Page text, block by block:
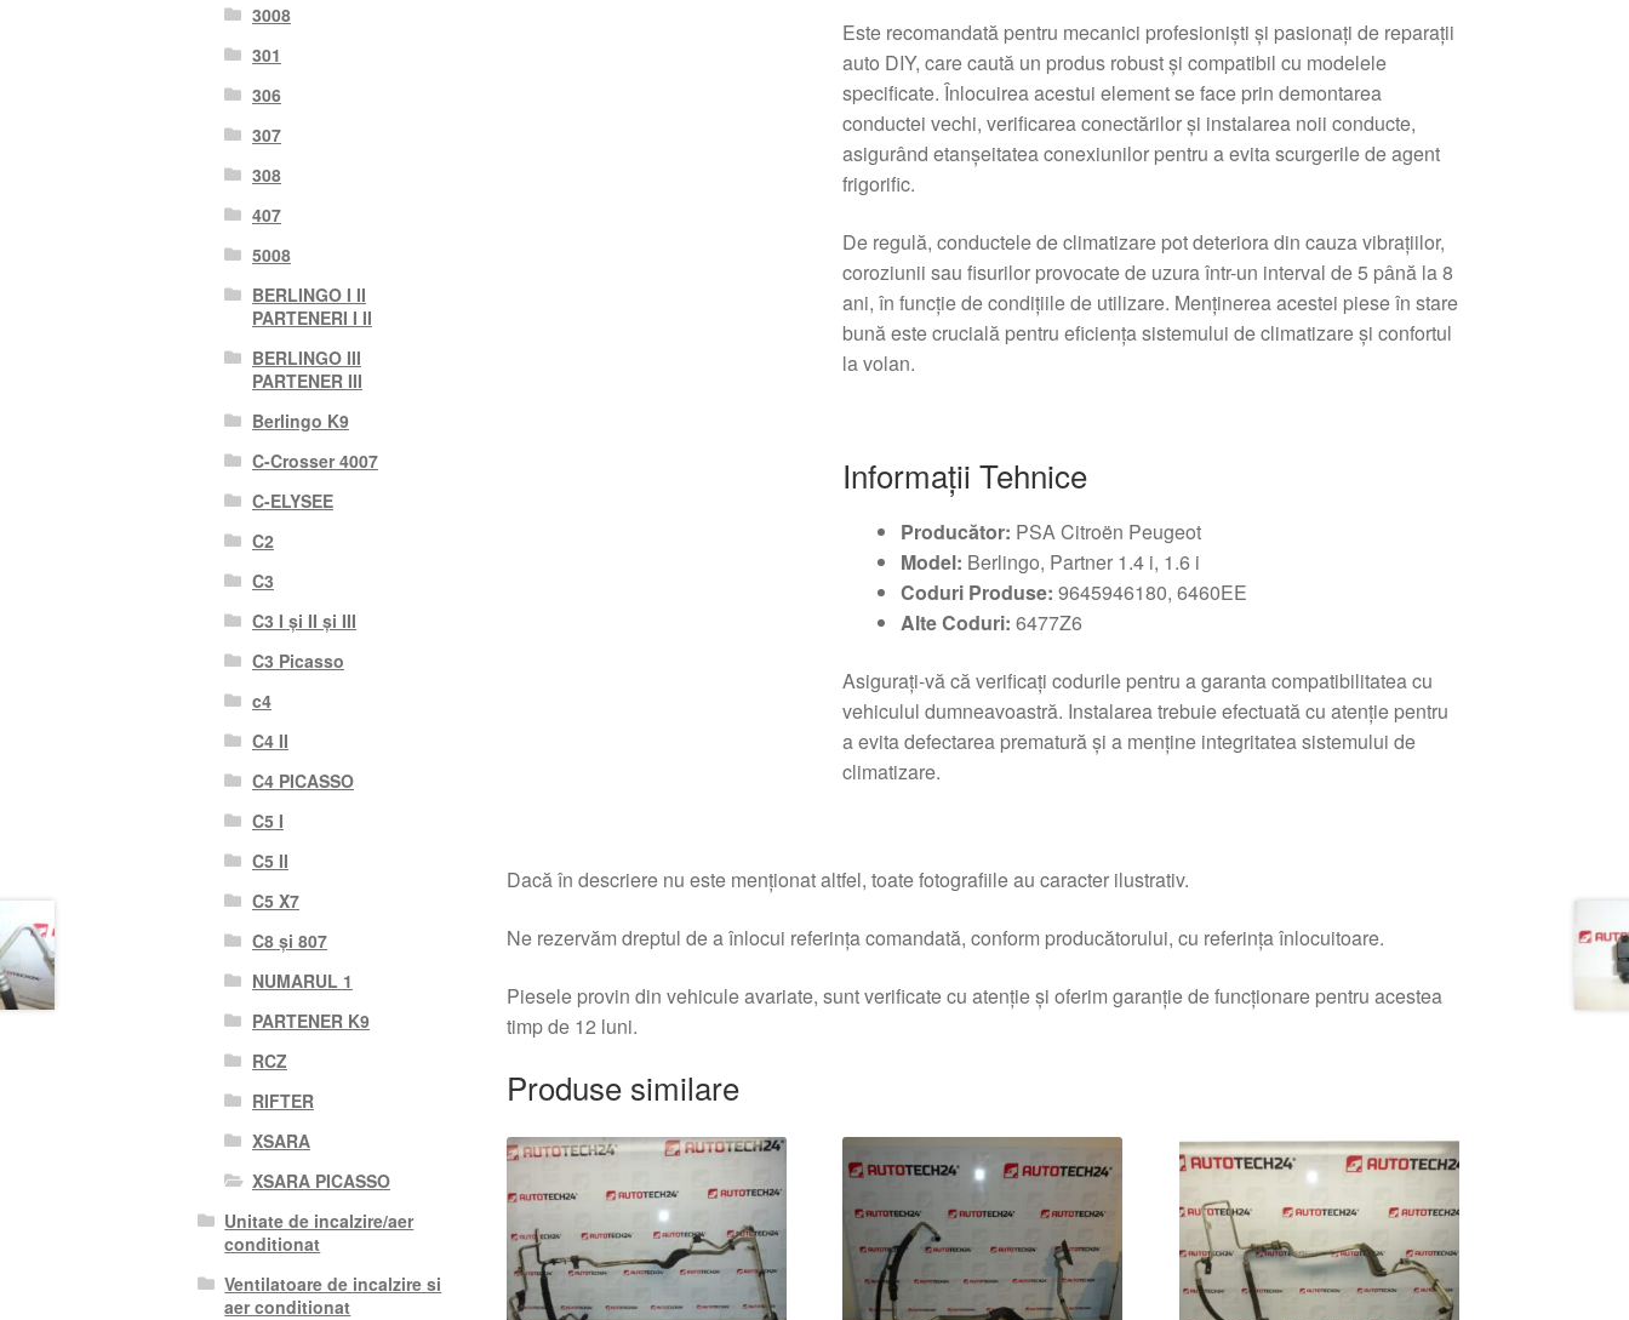
Este recomandată pentru mecanici profesioniști și pasionați de reparații
auto DIY, care caută un produs robust și compatibil cu modelele
specificate. Înlocuirea acestui element se face prin demontarea
conductei vechi, verificarea conectărilor și instalarea noii conducte,
asigurând etanșeitatea conexiunilor pentru a evita scurgerile de agent
frigorific.
De regulă, conductele de climatizare pot deteriora din cauza vibrațiilor,
coroziunii sau fisurilor provocate de uzura într-un interval de 5 până la 8
ani, în funcție de condițiile de utilizare. Menținerea acestei piese în stare
bună este crucială pentru eficiența sistemului de climatizare și confortul
la volan.
Informații Tehnice
Producător: PSA Citroën Peugeot
Model: Berlingo, Partner 1.4 i, 1.6 i
Coduri Produse: 9645946180, 6460EE
Alte Coduri: 6477Z6
Asigurați-vă că verificați codurile pentru a garanta compatibilitatea cu
vehiculul dumneavoastră. Instalarea trebuie efectuată cu atenție pentru
a evita defectarea prematură și a menține integritatea sistemului de
climatizare.
Dacă în descriere nu este menționat altfel, toate fotografiile au caracter ilustrativ.
Ne rezervăm dreptul de a înlocui referința comandată, conform producătorului, cu referința înlocuitoare.
Piesele provin din vehicule avariate, sunt verificate cu atenție și oferim garanție de funcționare pentru acestea
timp de 12 luni.
Produse similare
3008
301
306
307
308
407
5008
BERLINGO I II
PARTENERI I II
BERLINGO III
PARTENER III
Berlingo K9
C-Crosser 4007
C-ELYSEE
C2
C3
C3 I și II și III
C3 Picasso
c4
C4 II
C4 PICASSO
C5 I
C5 II
C5 X7
C8 și 807
NUMARUL 1
PARTENER K9
RCZ
RIFTER
XSARA
XSARA PICASSO
Unitate de incalzire/aer
conditionat
Ventilatoare de incalzire si
aer conditionat